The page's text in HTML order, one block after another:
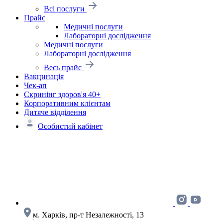
Всі послуги
Прайс
Медичні послуги
Лабораторні дослідження
Медичні послуги
Лабораторні дослідження
Весь прайс
Вакцинація
Чек-ап
Скринінг здоров'я 40+
Корпоративним клієнтам
Дитяче відділення
Особистий кабінет
м. Харків, пр-т Незалежності, 13